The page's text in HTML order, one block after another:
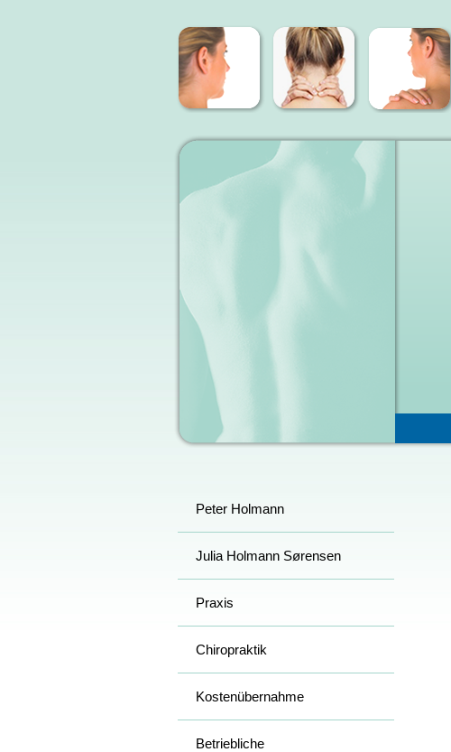
Peter Holmann
Julia Holmann Sørensen
Praxis
Chiropraktik
Kostenübernahme
Betriebliche